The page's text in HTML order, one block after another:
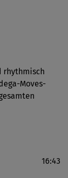
rhythmisch
Moves-
von
16:43